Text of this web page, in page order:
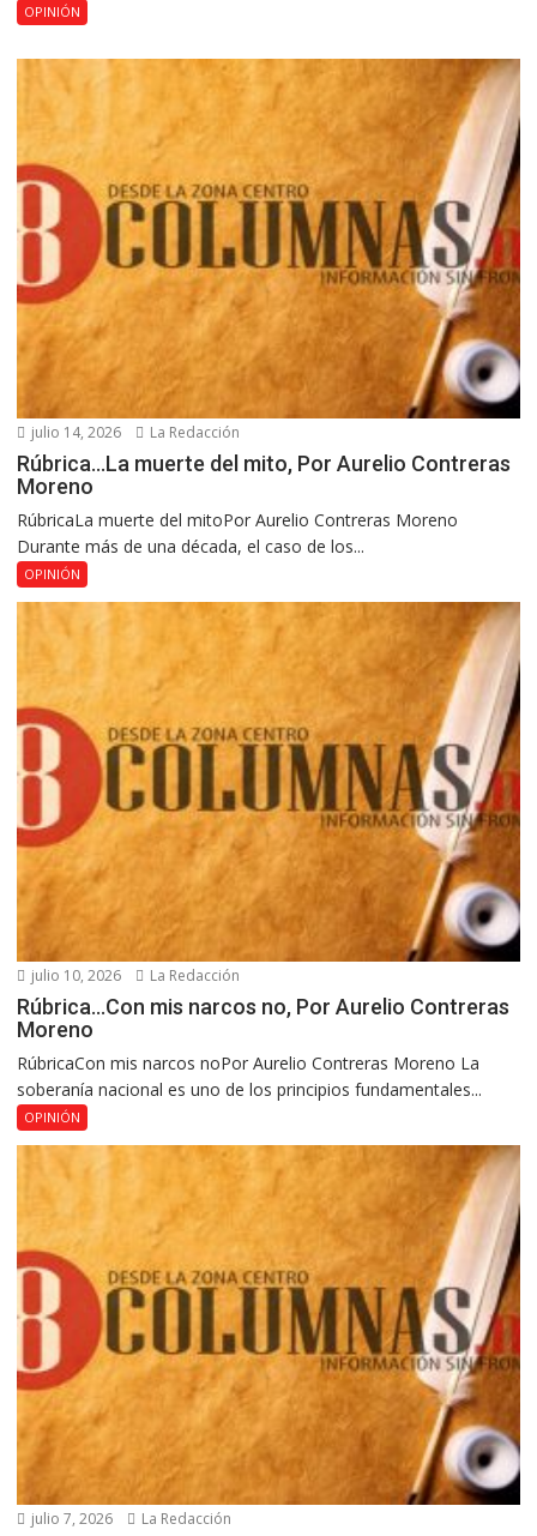
OPINIÓN
julio 14, 2026 La Redacción
Rúbrica…La muerte del mito, Por Aurelio Contreras
Moreno
RúbricaLa muerte del mitoPor Aurelio Contreras Moreno
Durante más de una década, el caso de los...
OPINIÓN
julio 10, 2026 La Redacción
Rúbrica…Con mis narcos no, Por Aurelio Contreras
Moreno
RúbricaCon mis narcos noPor Aurelio Contreras Moreno La
soberanía nacional es uno de los principios fundamentales...
OPINIÓN
julio 7, 2026 La Redacción